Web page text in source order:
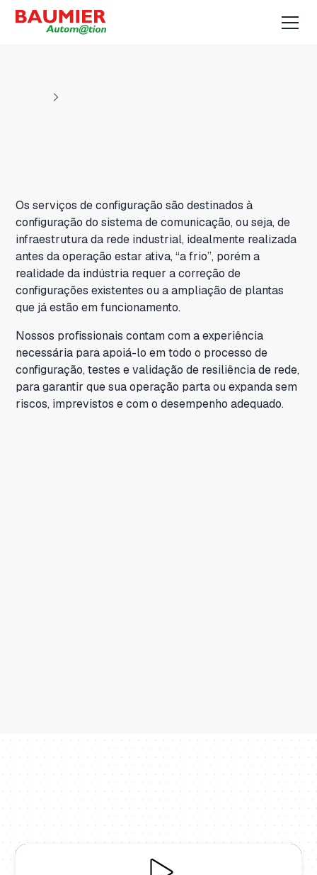
Os serviços de configuração são destinados à
configuração do sistema de comunicação, ou seja, de
infraestrutura da rede industrial, idealmente realizada
antes da operação estar ativa, “a frio”, porém a
realidade da indústria requer a correção de
configurações existentes ou a ampliação de plantas
que já estão em funcionamento.
Nossos profissionais contam com a experiência
necessária para apoiá-lo em todo o processo de
configuração, testes e validação de resiliência de rede,
para garantir que sua operação parta ou expanda sem
riscos, imprevistos e com o desempenho adequado.